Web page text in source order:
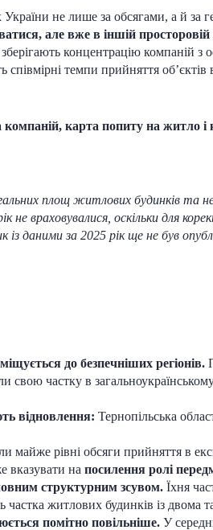
не лише за обсягами, а й за
але вже в іншій просторовій
зберігають концентрацію
темпи прийняття
компаній, карта попиту на житло
площ житлових будинків та
не враховувалися, оскільки для
даними за 2025 рік ще не був
до безпечніших регіонів.
частку в загальноукраїнському
відновлення: Тернопільська
майже рівні обсяги прийняття в
вказувати на посилення ролі
структурним зсувом. Їхня
частка житлових будинків із двома
помітно повільніше. У